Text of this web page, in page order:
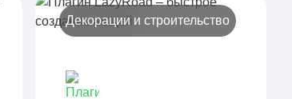
Декорации и строительство